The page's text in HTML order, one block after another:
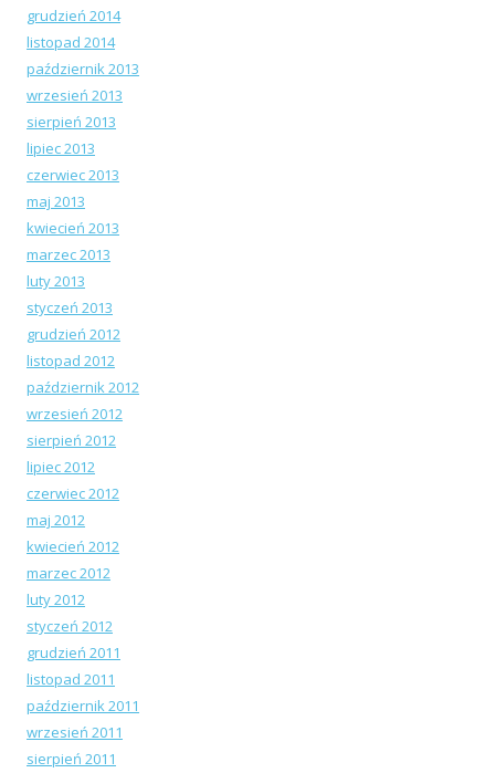
grudzień 2014
listopad 2014
październik 2013
wrzesień 2013
sierpień 2013
lipiec 2013
czerwiec 2013
maj 2013
kwiecień 2013
marzec 2013
luty 2013
styczeń 2013
grudzień 2012
listopad 2012
październik 2012
wrzesień 2012
sierpień 2012
lipiec 2012
czerwiec 2012
maj 2012
kwiecień 2012
marzec 2012
luty 2012
styczeń 2012
grudzień 2011
listopad 2011
październik 2011
wrzesień 2011
sierpień 2011